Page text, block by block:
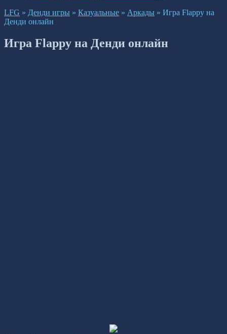
LFG » Денди игры » Казуальные » Аркады » Игра Flappy на
Денди онлайн
Игра Flappy на Денди онлайн